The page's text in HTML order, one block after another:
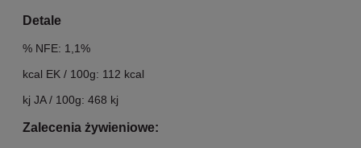
Detale
% NFE: 1,1%
kcal EK / 100g: 112 kcal
kj JA / 100g: 468 kj
Zalecenia żywieniowe: